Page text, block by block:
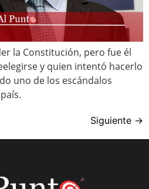
la Constitución, pero fue él
y quien intentó hacerlo
uno de los escándalos
Siguiente →